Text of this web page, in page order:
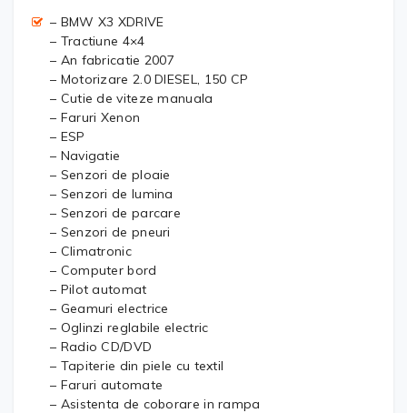
– BMW X3 XDRIVE
– Tractiune 4×4
– An fabricatie 2007
– Motorizare 2.0 DIESEL, 150 CP
– Cutie de viteze manuala
– Faruri Xenon
– ESP
– Navigatie
– Senzori de ploaie
– Senzori de lumina
– Senzori de parcare
– Senzori de pneuri
– Climatronic
– Computer bord
– Pilot automat
– Geamuri electrice
– Oglinzi reglabile electric
– Radio CD/DVD
– Tapiterie din piele cu textil
– Faruri automate
– Asistenta de coborare in rampa